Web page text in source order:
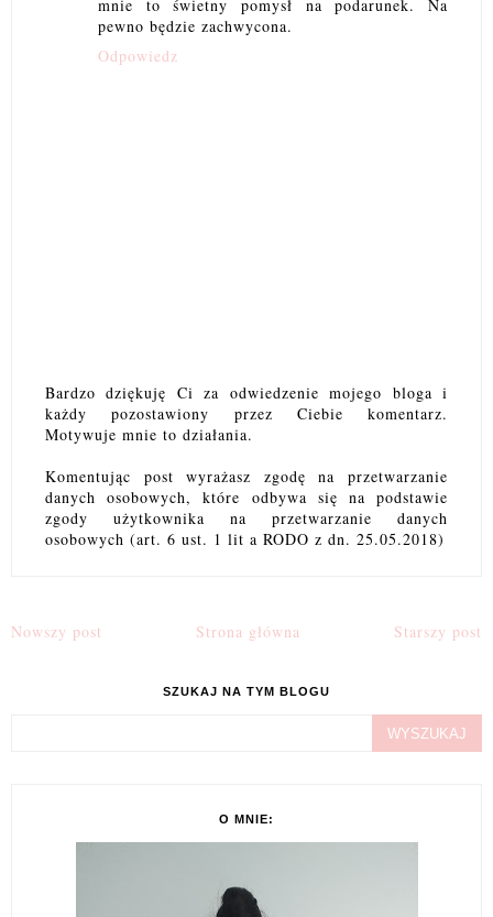
mnie to świetny pomysł na podarunek. Na
pewno będzie zachwycona.
Odpowiedz
Bardzo dziękuję Ci za odwiedzenie mojego bloga i
każdy pozostawiony przez Ciebie komentarz.
Motywuje mnie to działania.
Komentując post wyrażasz zgodę na przetwarzanie
danych osobowych, które odbywa się na podstawie
zgody użytkownika na przetwarzanie danych
osobowych (art. 6 ust. 1 lit a RODO z dn. 25.05.2018)
Nowszy post Starszy post
Strona główna
SZUKAJ NA TYM BLOGU
O MNIE: